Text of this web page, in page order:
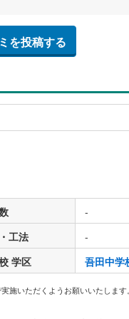
を投稿する
-
工法
-
学区
吾田中学
施いただくようお願いいたします